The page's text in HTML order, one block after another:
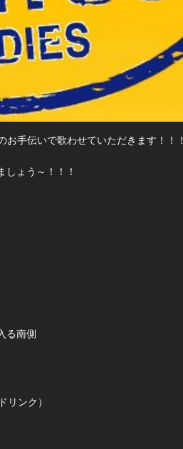
お手伝いで歌わせていただきます！！！
ょう～！！！
る南側
リンク）